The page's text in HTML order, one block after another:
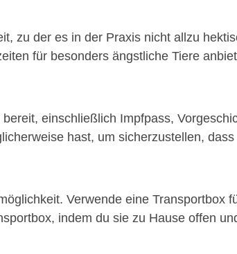
zu der es in der Praxis nicht allzu
für besonders ängstliche Tiere
einschließlich Impfpass,
hast, um sicherzustellen,
Verwende eine Transportbox
indem du sie zu Hause offen